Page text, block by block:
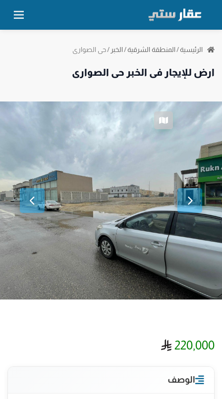
الرئيسية/المنطقة الشرقية/الخبر /حي الصواري
ارض للإيجار في الخبر حي الصواري
220,000
الوصف